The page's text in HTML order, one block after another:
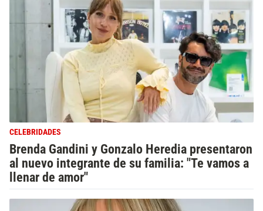
CELEBRIDADES
Brenda Gandini y Gonzalo Heredia presentaron
al nuevo integrante de su familia: "Te vamos a
llenar de amor"